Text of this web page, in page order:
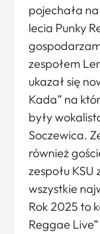
pojechała
lecia Punky
zespołem
ukazał się
Kada” na
były
Soczewica.
również
zespołu
wszystkie
Rok 2025 to
Reggae